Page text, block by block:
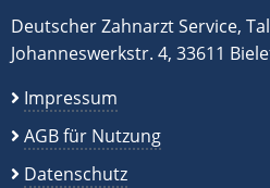
Deutscher Zahnarzt Service,
Johanneswerkstr. 4, 33611
Impressum
AGB für Nutzung
Datenschutz